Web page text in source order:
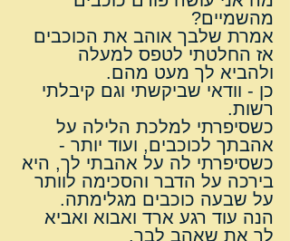
מהשמיים?
אמרת שלבך אוהב את הכוכבים
אז החלטתי לטפס למעלה
ולהביא לך מעט מהם.
כן - וודאי שביקשתי וגם קיבלתי
רשות.
כשסיפרתי למלכת הלילה על
אהבתך לכוכבים, ועוד יותר -
כשסיפרתי לה על אהבתי לך, היא
בירכה על הדבר והסכימה לוותר
על שבעה כוכבים מגלימתה.
הנה עוד רגע ארד ואבוא ואביא
לך את שאהב לבך.